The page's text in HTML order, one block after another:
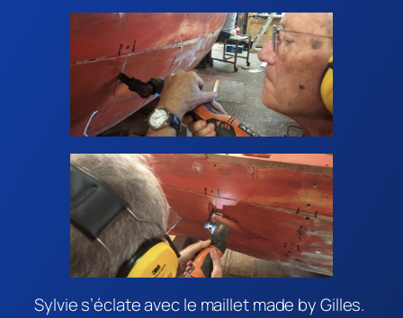
Sylvie s’éclate avec le maillet made by Gilles.